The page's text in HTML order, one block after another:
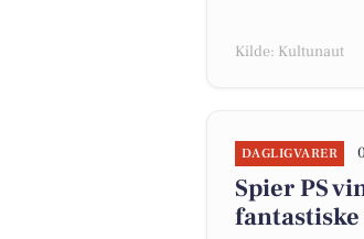
Kilde: Kultunaut
DAGLIGVARER
Spier PS